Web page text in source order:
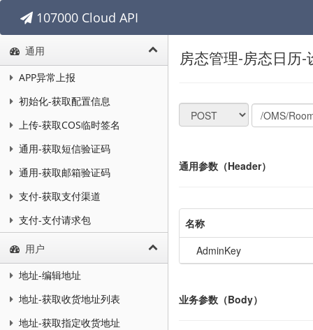
107000 Cloud API
通用
APP异常上报
初始化-获取配置信息
上传-获取COS临时签名
通用-获取短信验证码
通用-获取邮箱验证码
支付-获取支付渠道
支付-支付请求包
用户
地址-编辑地址
地址-获取收货地址列表
地址-获取指定收货地址
房态管理-房态日历
通用参数（Header）
名称
AdminKey
业务参数（Body）